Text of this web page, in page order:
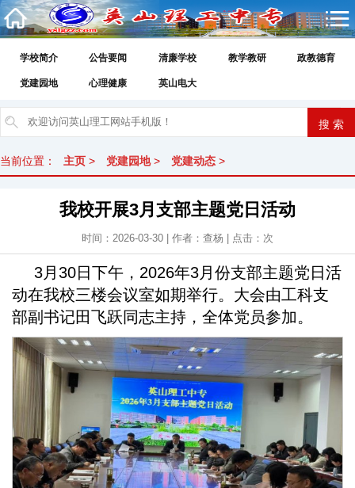
学校简介 公告要闻 清廉学校 教学教研 政教德育
党建园地 心理健康 英山电大
当前位置： 主页 > 党建园地> 党建动态 >
我校开展3月支部主题党日活动
时间：2026-03-30 | 作者：查杨 | 点击： 次
3月30日下午，2026年3月份支部主题党日活
动在我校三楼会议室如期举行。大会由工科支
部副书记田飞跃同志主持，全体党员参加。